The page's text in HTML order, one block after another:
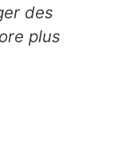
des
plus